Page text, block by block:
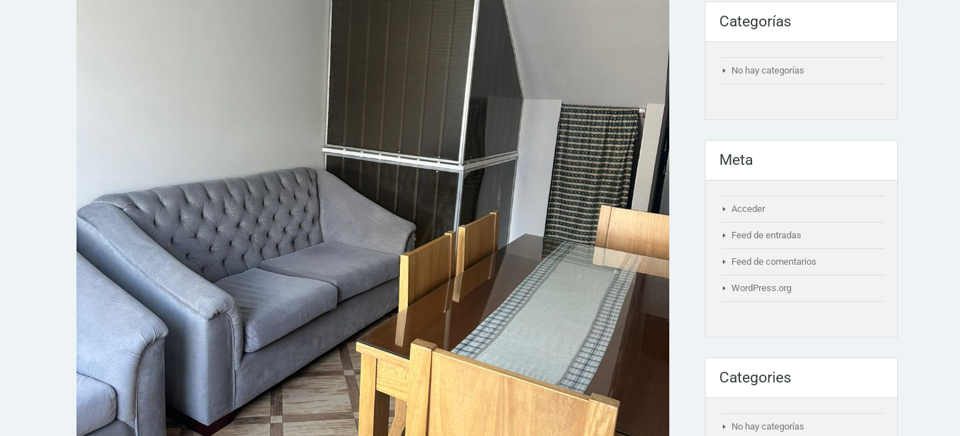
Categorías
No hay categorías
Meta
Acceder
Feed de entradas
Feed de comentarios
WordPress.org
Categories
No hay categorías